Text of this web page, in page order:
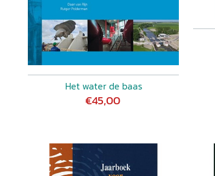
Het water de baas
€45,00